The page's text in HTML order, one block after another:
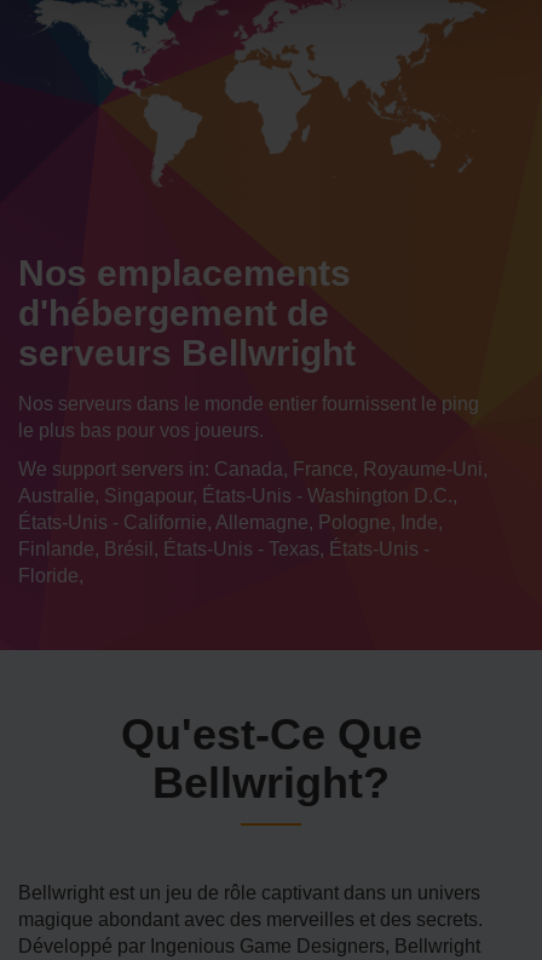
Nos emplacements
d'hébergement de
serveurs Bellwright
Nos serveurs dans le monde entier fournissent le ping
le plus bas pour vos joueurs.
We support servers in: Canada, France, Royaume-Uni,
Australie, Singapour, États-Unis - Washington D.C.,
États-Unis - Californie, Allemagne, Pologne, Inde,
Finlande, Brésil, États-Unis - Texas, États-Unis -
Floride,
Qu'est-Ce Que
Bellwright?
Bellwright est un jeu de rôle captivant dans un univers
magique abondant avec des merveilles et des secrets.
Développé par Ingenious Game Designers, Bellwright